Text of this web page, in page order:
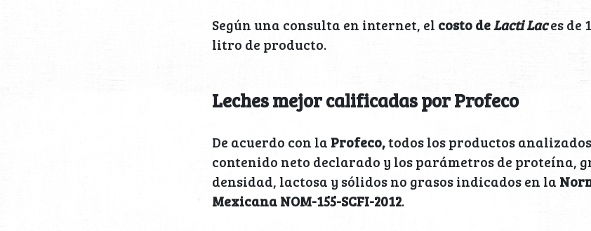
Según una consulta en internet, el costo deLacti Laces de
litro de producto.
Leches mejor calificadas por Profeco
De acuerdo con la Profeco,todos los productos
contenido neto declarado y los parámetros de proteína,
densidad, lactosa y sólidos no grasos indicados en la
MexicanaNOM-155-SCFI-2012.